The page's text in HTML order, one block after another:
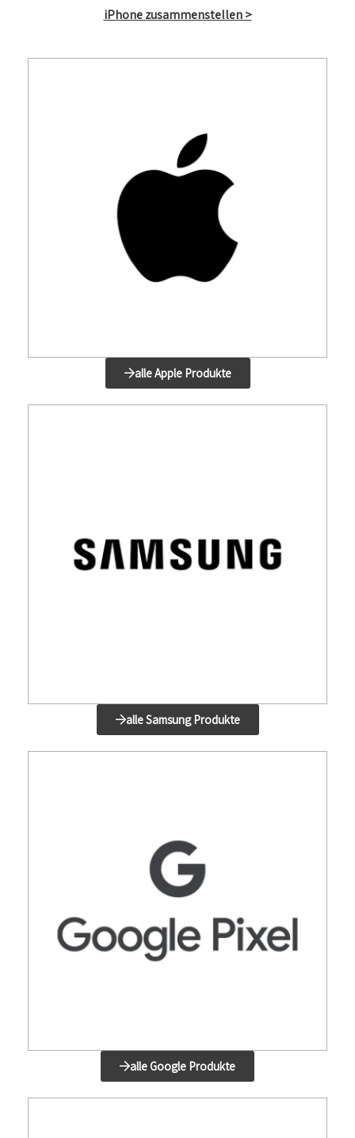
iPhone zusammenstellen >
alle Apple Produkte
alle Samsung Produkte
alle Google Produkte